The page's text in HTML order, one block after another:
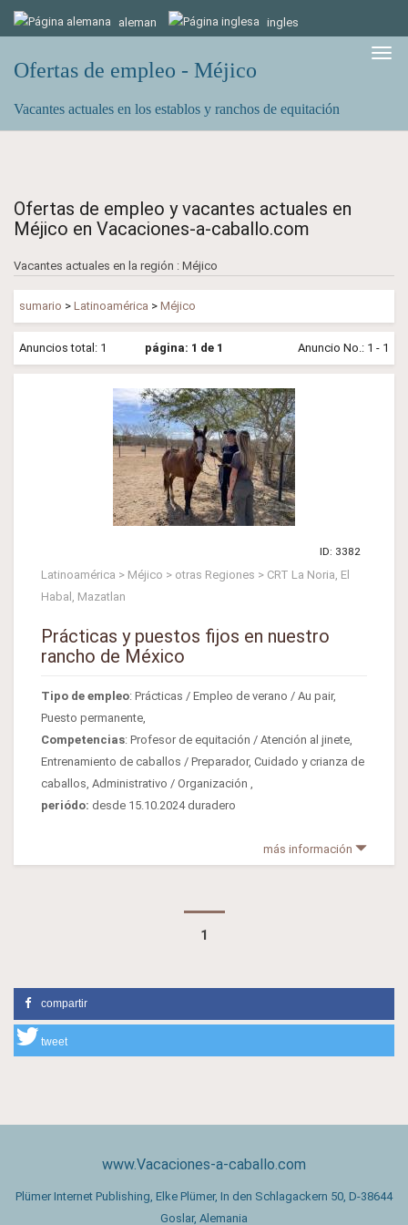
aleman ingles
Ofertas de empleo - Méjico
Vacantes actuales en los establos y ranchos de equitación
Ofertas de empleo y vacantes actuales en
Méjico en Vacaciones-a-caballo.com
Vacantes actuales en la región : Méjico
sumario > Latinoamérica > Méjico
Anuncios total: 1 página: 1 de 1 Anuncio No.: 1 - 1
ID: 3382
Latinoamérica > Méjico > otras Regiones > CRT La Noria, El
Habal, Mazatlan
Prácticas y puestos fijos en nuestro
rancho de México
Tipo de empleo: Prácticas / Empleo de verano / Au pair,
Puesto permanente,
Competencias: Profesor de equitación / Atención al jinete,
Entrenamiento de caballos / Preparador, Cuidado y crianza de
caballos, Administrativo / Organización ,
periódo: desde 15.10.2024 duradero
más información
1
compartir
tweet
www.Vacaciones-a-caballo.com
Plümer Internet Publishing, Elke Plümer, In den Schlagackern 50, D-38644
Goslar, Alemania